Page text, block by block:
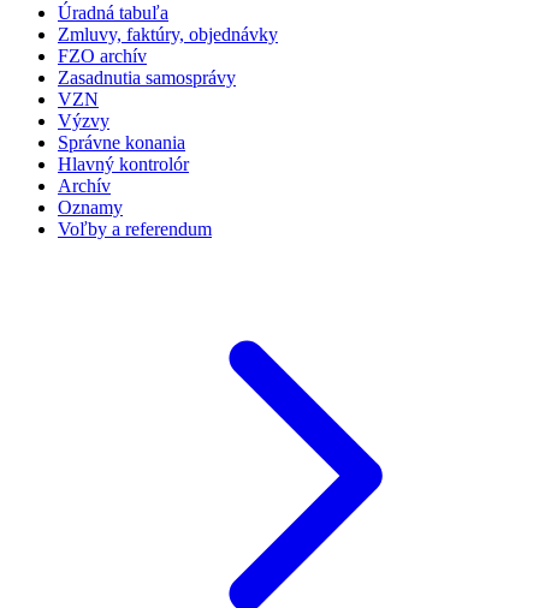
Úradná tabuľa
Zmluvy, faktúry, objednávky
FZO archív
Zasadnutia samosprávy
VZN
Výzvy
Správne konania
Hlavný kontrolór
Archív
Oznamy
Voľby a referendum